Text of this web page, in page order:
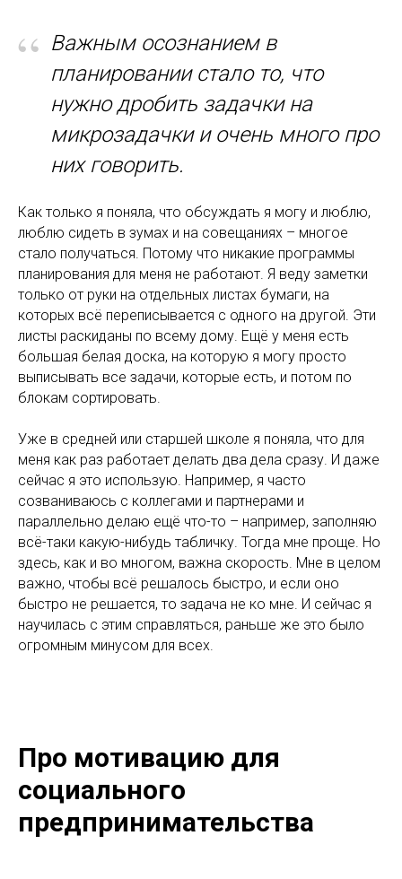
“ Важным осознанием в
планировании стало то, что
нужно дробить задачки на
микрозадачки и очень много про
них говорить.
Как только я поняла, что обсуждать я могу и люблю,
люблю сидеть в зумах и на совещаниях – многое
стало получаться. Потому что никакие программы
планирования для меня не работают. Я веду заметки
только от руки на отдельных листах бумаги, на
которых всё переписывается с одного на другой. Эти
листы раскиданы по всему дому. Ещё у меня есть
большая белая доска, на которую я могу просто
выписывать все задачи, которые есть, и потом по
блокам сортировать.
Уже в средней или старшей школе я поняла, что для
меня как раз работает делать два дела сразу. И даже
сейчас я это использую. Например, я часто
созваниваюсь с коллегами и партнерами и
параллельно делаю ещё что-то – например, заполняю
всё-таки какую-нибудь табличку. Тогда мне проще. Но
здесь, как и во многом, важна скорость. Мне в целом
важно, чтобы всё решалось быстро, и если оно
быстро не решается, то задача не ко мне. И сейчас я
научилась с этим справляться, раньше же это было
огромным минусом для всех.
Про мотивацию для
социального
предпринимательства